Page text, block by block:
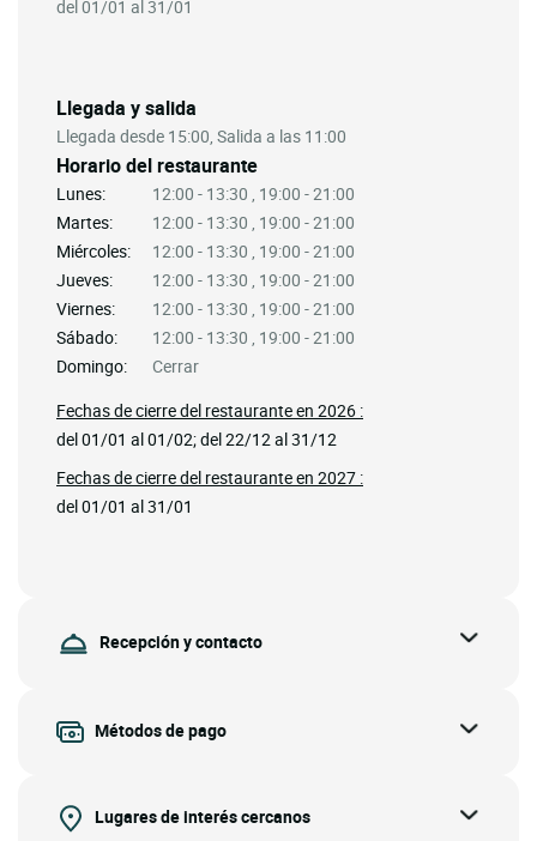
Llegada y salida
Llegada desde 15:00, Salida a las 11:00
Horario del restaurante
Lunes:
12:00 - 13:30 , 19:00 - 21:00
Martes:
12:00 - 13:30 , 19:00 - 21:00
Miércoles:
12:00 - 13:30 , 19:00 - 21:00
Jueves:
12:00 - 13:30 , 19:00 - 21:00
Viernes:
12:00 - 13:30 , 19:00 - 21:00
Sábado:
12:00 - 13:30 , 19:00 - 21:00
Domingo:
Cerrar
Fechas de cierre del restaurante en 2026 :
del 01/01 al 01/02; del 22/12 al 31/12
Fechas de cierre del restaurante en 2027 :
del 01/01 al 31/01
del 01/01 al 31/01
Recepción y contacto
Métodos de pago
Lugares de interés cercanos